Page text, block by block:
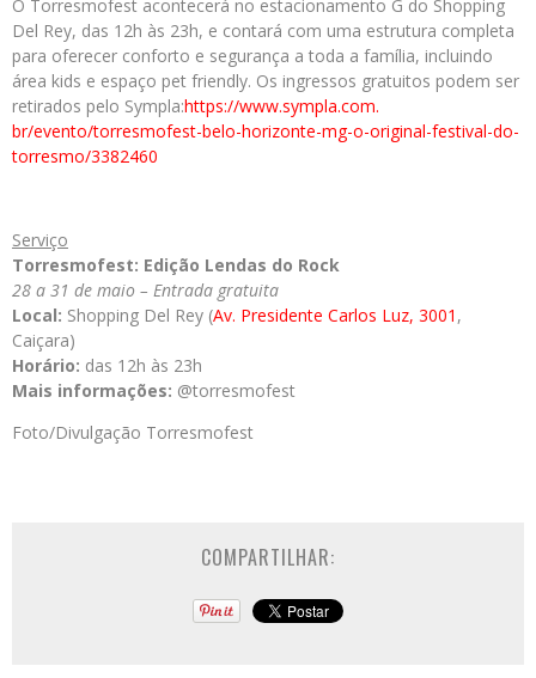
O Torresmofest acontecerá no estacionamento G do Shopping
Del Rey, das 12h às 23h, e contará com uma estrutura completa
para oferecer conforto e segurança a toda a família, incluindo
área kids e espaço pet friendly. Os ingressos gratuitos podem ser
retirados pelo Sympla:https://www.sympla.com.
br/evento/torresmofest-belo-horizonte-mg-o-original-festival-do-
torresmo/3382460
Serviço
Torresmofest: Edição Lendas do Rock
28 a 31 de maio – Entrada gratuita
Local: Shopping Del Rey (Av. Presidente Carlos Luz, 3001 ,
Caiçara)
Horário: das 12h às 23h
Mais informações: @torresmofest
Foto/Divulgação Torresmofest
COMPARTILHAR: